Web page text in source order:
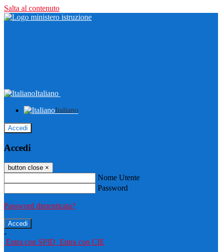
Salta al contenuto
Italiano
Italiano
Accedi
Accedi
button close ×
Nome Utente
Password
Password dimenticata?
-
Entra con SPID Entra con CIE